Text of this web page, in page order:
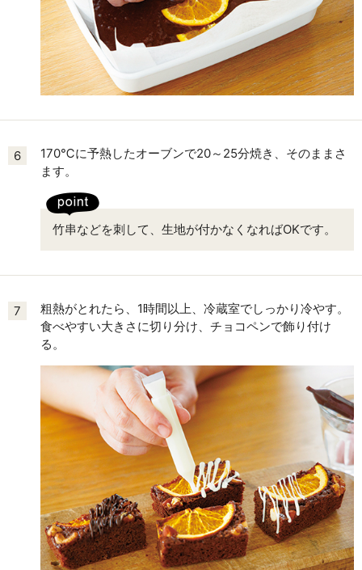
6
170℃に予熱したオーブンで20～25分焼き、そのままさ
ます。
竹串などを刺して、生地が付かなくなればOKです。
7
粗熱がとれたら、1時間以上、冷蔵室でしっかり冷やす。
食べやすい大きさに切り分け、チョコペンで飾り付け
る。